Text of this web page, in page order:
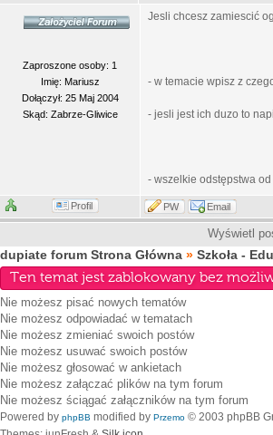
Zaproszone osoby: 1
Imię: Mariusz
Dołączył: 25 Maj 2004
Skąd: Zabrze-Gliwice
Jesli chcesz zamiescić
- w temacie wpisz z
- jesli jest ich duzo to
- wszelkie odstępstwa
Profil PW Email
Wyświetl
dupiate forum Strona Główna » Szkoła -
Ten temat jest zablokowany bez
Nie możesz pisać nowych tematów
Nie możesz odpowiadać w tematach
Nie możesz zmieniać swoich postów
Nie możesz usuwać swoich postów
Nie możesz głosować w ankietach
Nie możesz załączać plików na tym forum
Nie możesz ściągać załączników na tym forum
Powered by phpBB modified by Przemo © 2003 phpBB